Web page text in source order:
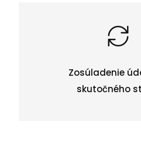
Zosúladenie
skutočného